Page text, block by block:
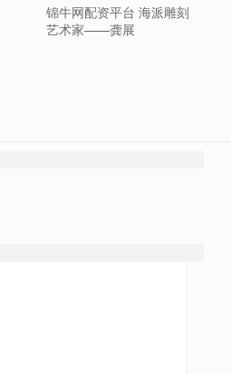
锦牛网配资平台 海派雕刻
艺术家——龚展